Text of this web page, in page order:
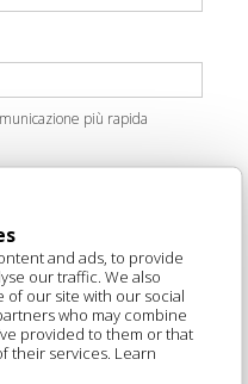
and ads, to provide
our traffic. We also
our site with our social
who may combine
provided to them or that
their services. Learn
più rapida